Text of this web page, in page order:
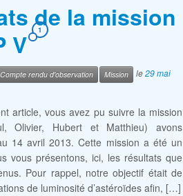
de la mission
V
1
Compte rendu d'observation Mission le29 mai
article, vous avez pu suivre la mission
Olivier, Hubert et Matthieu) avons
14 avril 2013. Cette mission a été un
vous présentons, ici, les résultats que
Pour rappel, notre objectif était de
de luminosité d’astéroïdes afin, […]